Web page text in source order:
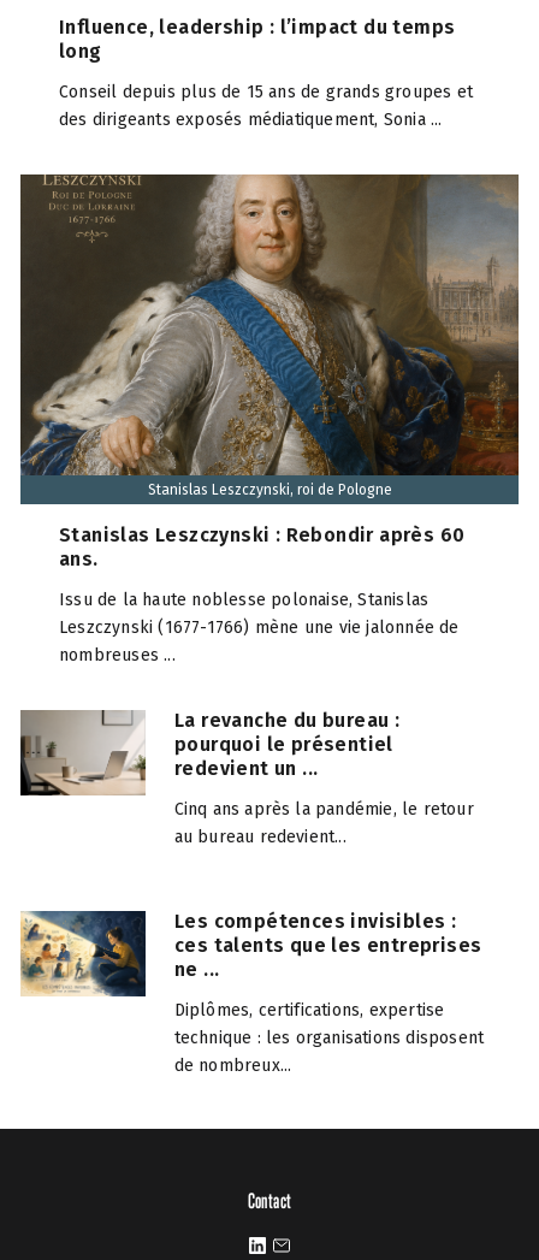
Influence, leadership : l’impact du temps
long
Conseil depuis plus de 15 ans de grands groupes et
des dirigeants exposés médiatiquement, Sonia ...
Stanislas Leszczynski, roi de Pologne
Stanislas Leszczynski : Rebondir après 60
ans.
Issu de la haute noblesse polonaise, Stanislas
Leszczynski (1677-1766) mène une vie jalonnée de
nombreuses ...
La revanche du bureau :
pourquoi le présentiel
redevient un ...
Cinq ans après la pandémie, le retour
au bureau redevient...
Les compétences invisibles :
ces talents que les entreprises
ne ...
Diplômes, certifications, expertise
technique : les organisations disposent
de nombreux...
Contact